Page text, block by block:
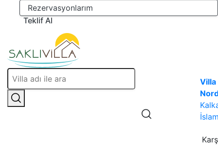
Rezervasyonlarım
Teklif Al
Villa